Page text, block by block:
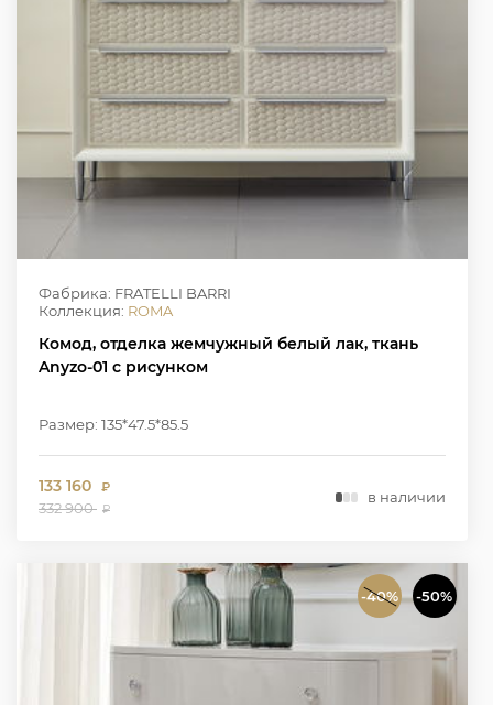
Фабрика: FRATELLI BARRI
Коллекция: ROMA
Комод, отделка жемчужный белый лак, ткань
Anyzo-01 с рисунком
Размер: 135*47.5*85.5
133 160 ₽
332 900 ₽
в наличии
-40% -50%